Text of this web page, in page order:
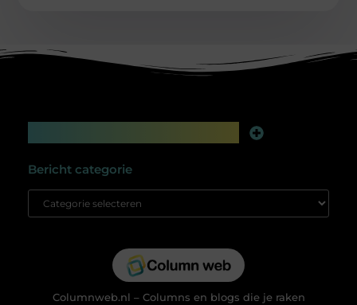
Bericht categorie
Columnweb.nl – Columns en blogs die je raken